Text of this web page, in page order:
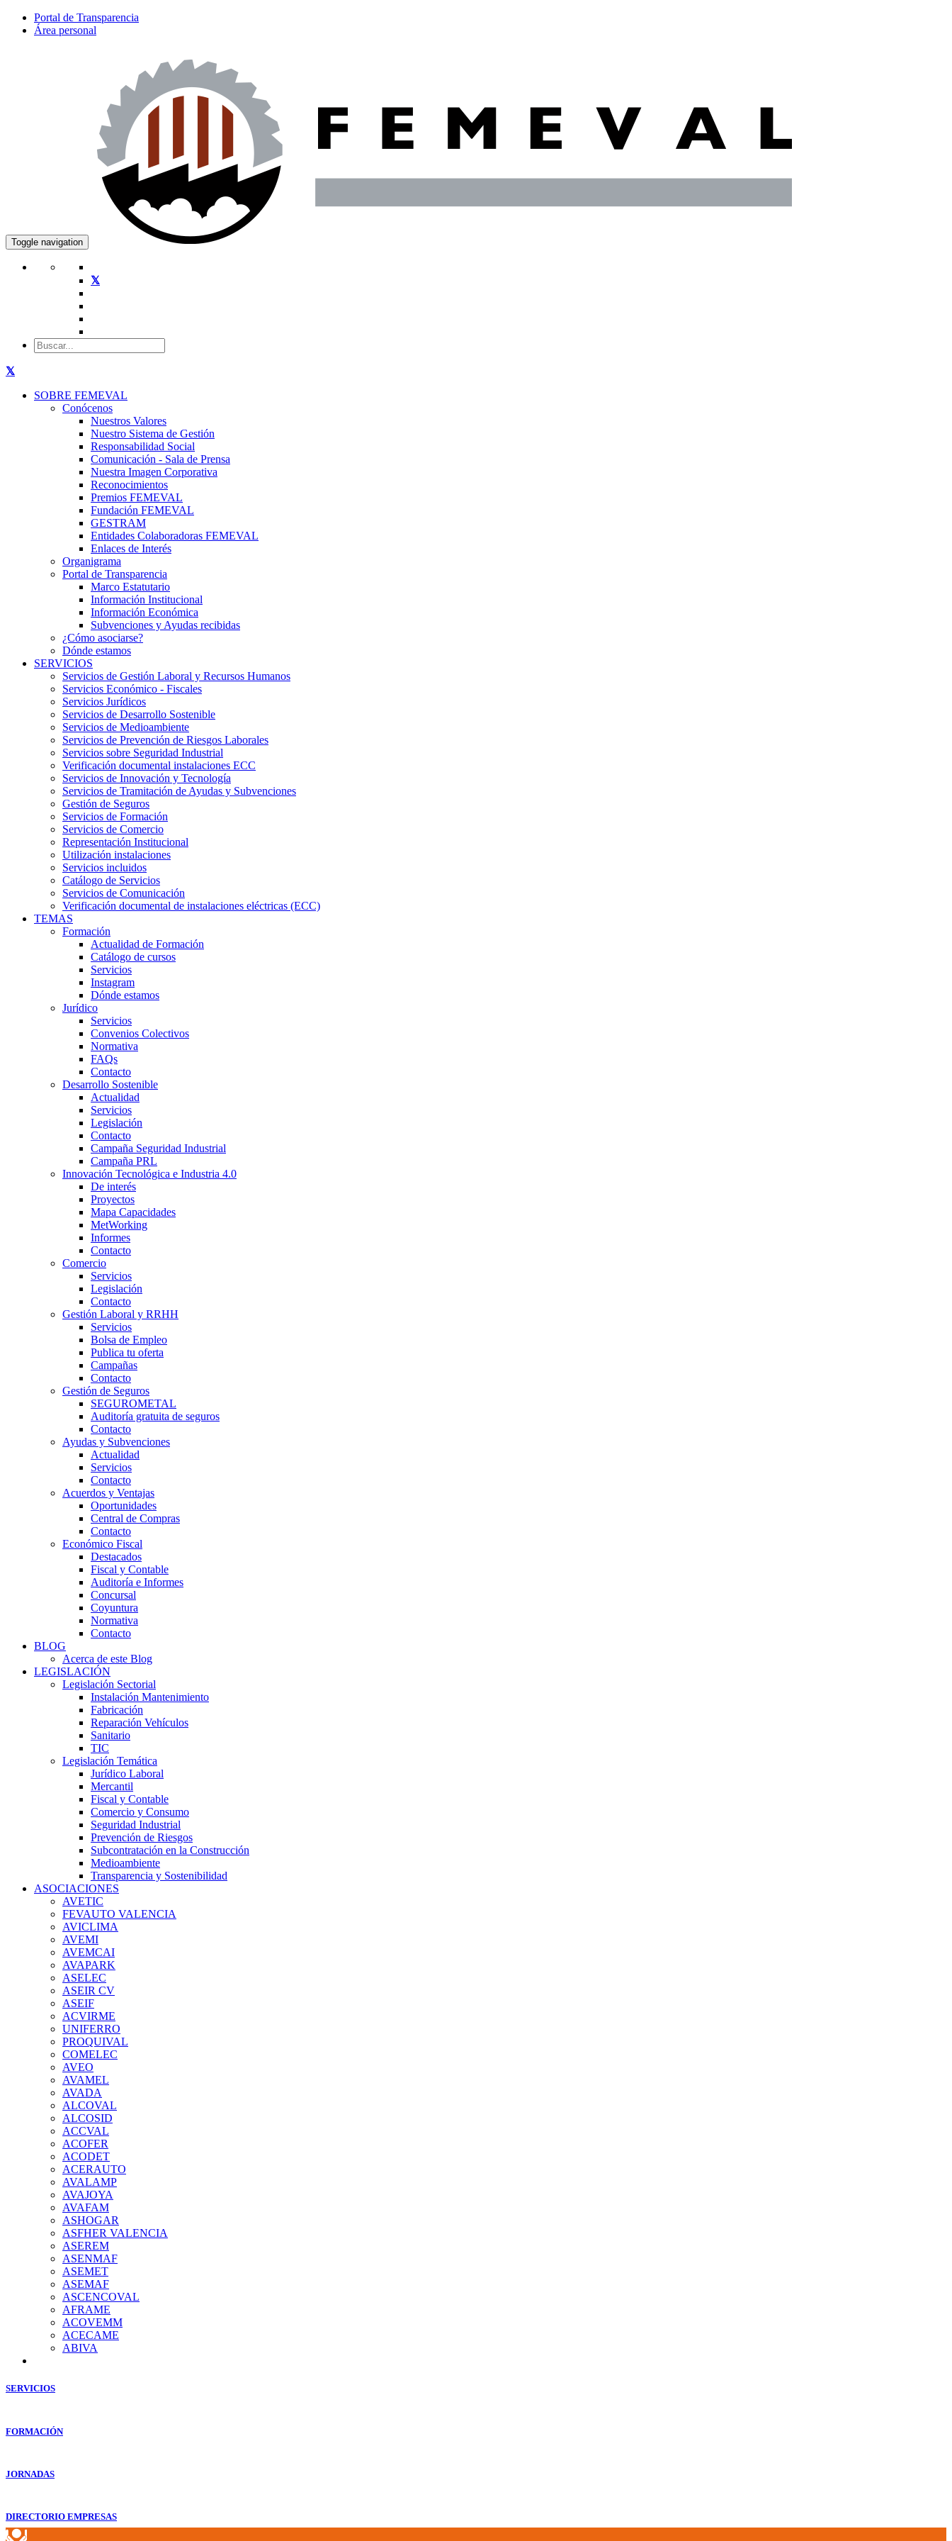
Portal de Transparencia
Área personal
Toggle navigation
SOBRE FEMEVAL
Conócenos
Nuestros Valores
Nuestro Sistema de Gestión
Responsabilidad Social
Comunicación - Sala de Prensa
Nuestra Imagen Corporativa
Reconocimientos
Premios FEMEVAL
Fundación FEMEVAL
GESTRAM
Entidades Colaboradoras FEMEVAL
Enlaces de Interés
Organigrama
Portal de Transparencia
Marco Estatutario
Información Institucional
Información Económica
Subvenciones y Ayudas recibidas
¿Cómo asociarse?
Dónde estamos
SERVICIOS
Servicios de Gestión Laboral y Recursos Humanos
Servicios Económico - Fiscales
Servicios Jurídicos
Servicios de Desarrollo Sostenible
Servicios de Medioambiente
Servicios de Prevención de Riesgos Laborales
Servicios sobre Seguridad Industrial
Verificación documental instalaciones ECC
Servicios de Innovación y Tecnología
Servicios de Tramitación de Ayudas y Subvenciones
Gestión de Seguros
Servicios de Formación
Servicios de Comercio
Representación Institucional
Utilización instalaciones
Servicios incluidos
Catálogo de Servicios
Servicios de Comunicación
Verificación documental de instalaciones eléctricas (ECC)
TEMAS
Formación
Actualidad de Formación
Catálogo de cursos
Servicios
Instagram
Dónde estamos
Jurídico
Servicios
Convenios Colectivos
Normativa
FAQs
Contacto
Desarrollo Sostenible
Actualidad
Servicios
Legislación
Contacto
Campaña Seguridad Industrial
Campaña PRL
Innovación Tecnológica e Industria 4.0
De interés
Proyectos
Mapa Capacidades
MetWorking
Informes
Contacto
Comercio
Servicios
Legislación
Contacto
Gestión Laboral y RRHH
Servicios
Bolsa de Empleo
Publica tu oferta
Campañas
Contacto
Gestión de Seguros
SEGUROMETAL
Auditoría gratuita de seguros
Contacto
Ayudas y Subvenciones
Actualidad
Servicios
Contacto
Acuerdos y Ventajas
Oportunidades
Central de Compras
Contacto
Económico Fiscal
Destacados
Fiscal y Contable
Auditoría e Informes
Concursal
Coyuntura
Normativa
Contacto
BLOG
Acerca de este Blog
LEGISLACIÓN
Legislación Sectorial
Instalación Mantenimiento
Fabricación
Reparación Vehículos
Sanitario
TIC
Legislación Temática
Jurídico Laboral
Mercantil
Fiscal y Contable
Comercio y Consumo
Seguridad Industrial
Prevención de Riesgos
Subcontratación en la Construcción
Medioambiente
Transparencia y Sostenibilidad
ASOCIACIONES
AVETIC
FEVAUTO VALENCIA
AVICLIMA
AVEMI
AVEMCAI
AVAPARK
ASELEC
ASEIR CV
ASEIF
ACVIRME
UNIFERRO
PROQUIVAL
COMELEC
AVEO
AVAMEL
AVADA
ALCOVAL
ALCOSID
ACCVAL
ACOFER
ACODET
ACERAUTO
AVALAMP
AVAJOYA
AVAFAM
ASHOGAR
ASFHER VALENCIA
ASEREM
ASENMAF
ASEMET
ASEMAF
ASCENCOVAL
AFRAME
ACOVEMM
ACECAME
ABIVA
SERVICIOS
FORMACIÓN
JORNADAS
DIRECTORIO EMPRESAS